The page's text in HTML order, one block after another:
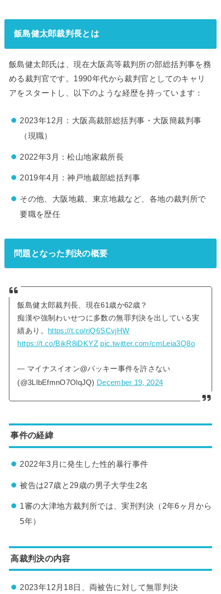
飯島健太郎裁判長とは
飯島健太郎氏は、現在大阪高等裁判所の部総括判事を務
める裁判官です。1990年代から裁判官としてのキャリ
アをスタートし、以下のような経歴を持っています：
2023年12月：大阪高裁部総括判事・大阪簡裁判事
（現職）
2022年3月：松山地家裁所長
2019年4月：神戸地裁部総括判事
その他、大阪地裁、東京地裁など、各地の裁判所で
要職を歴任
問題となった判決の概要
飯島健太郎裁判長、現在61歳か62歳？
痴漢や強制わいせつに多数の無罪判決を出している実
績あり。
https://t.co/riQ6SCvjHW
https://t.co/BikR8iDKYZ pic.twitter.com/cmLeia3Q8o
— マイナスイオン@バッキー事件を許さない
(@3LIbEfmnO7OlqJQ) December 19, 2024
事件の経緯
2022年3月に発生した性的暴行事件
被告は27歳と29歳の男子大学生2名
1審の大津地方裁判所では、実刑判決（2年6ヶ月から
5年）
高裁判決の内容
2023年12月18日、両被告に対して無罪判決